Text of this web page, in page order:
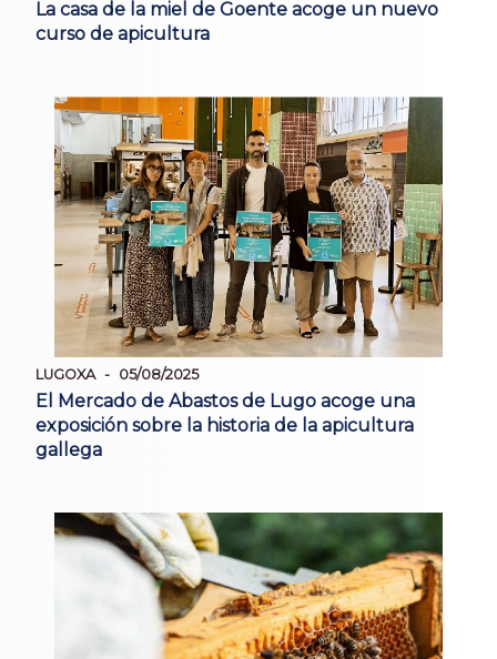
La casa de la miel de Goente acoge un nuevo
curso de apicultura
LUGOXA 05/08/2025
El Mercado de Abastos de Lugo acoge una
exposición sobre la historia de la apicultura
gallega